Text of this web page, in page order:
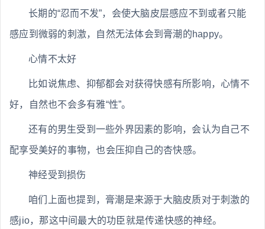
长期的“忍而不发”，会使大脑皮层感应不到或者只能
感应到微弱的刺激，自然无法体会到膏潮的happy。
心情不太好
比如说焦虑、抑郁都会对获得快感有所影响，心情不
好，自然也不会多有雅“性”。
还有的男生受到一些外界因素的影响，会认为自己不
配享受美好的事物，也会压抑自己的杏快感。
神经受到损伤
咱们上面也提到，膏潮是来源于大脑皮质对于刺激的
感jio，那这中间最大的功臣就是传递快感的神经。